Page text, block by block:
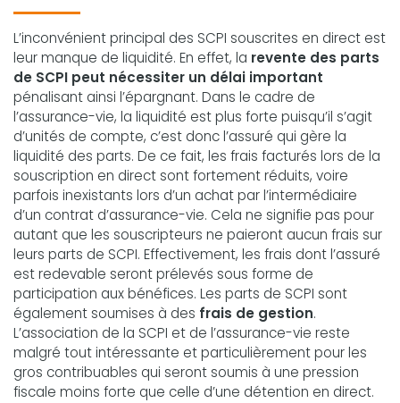
L’inconvénient principal des SCPI souscrites en direct est
leur manque de liquidité. En effet, la revente des parts
de SCPI peut nécessiter un délai important
pénalisant ainsi l’épargnant. Dans le cadre de
l’assurance-vie, la liquidité est plus forte puisqu’il s’agit
d’unités de compte, c’est donc l’assuré qui gère la
liquidité des parts. De ce fait, les frais facturés lors de la
souscription en direct sont fortement réduits, voire
parfois inexistants lors d’un achat par l’intermédiaire
d’un contrat d’assurance-vie. Cela ne signifie pas pour
autant que les souscripteurs ne paieront aucun frais sur
leurs parts de SCPI. Effectivement, les frais dont l’assuré
est redevable seront prélevés sous forme de
participation aux bénéfices. Les parts de SCPI sont
également soumises à des frais de gestion.
L’association de la SCPI et de l’assurance-vie reste
malgré tout intéressante et particulièrement pour les
gros contribuables qui seront soumis à une pression
fiscale moins forte que celle d’une détention en direct.